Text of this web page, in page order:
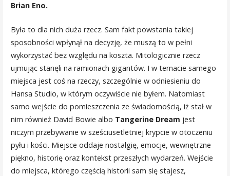
Brian Eno.
Była to dla nich duża rzecz. Sam fakt powstania takiej
sposobności wpłynął na decyzję, że muszą to w pełni
wykorzystać bez względu na koszta. Mitologicznie rzecz
ujmując stanęli na ramionach gigantów. I w temacie samego
miejsca jest coś na rzeczy, szczególnie w odniesieniu do
Hansa Studio, w którym oczywiście nie byłem. Natomiast
samo wejście do pomieszczenia ze świadomością, iż stał w
nim również David Bowie albo Tangerine Dream jest
niczym przebywanie w sześciusetletniej krypcie w otoczeniu
pyłu i kości. Miejsce oddaje nostalgię, emocje, wewnętrzne
piękno, historię oraz kontekst przeszłych wydarzeń. Wejście
do miejsca, którego częścią historii sam się stajesz,